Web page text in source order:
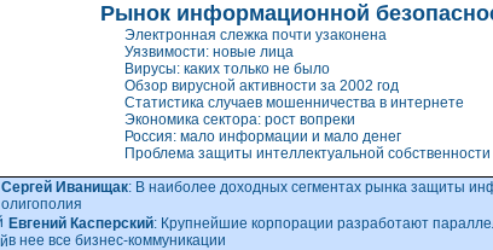
Рынок информационной
Электронная слежка почти узаконена
Уязвимости: новые лица
Вирусы: каких только не было
Обзор вирусной активности за 2002 год
Статистика случаев мошенничества в интернете
Экономика сектора: рост вопреки
Россия: мало информации и мало денег
Проблема защиты интеллектуальной собственности
Сергей Иванищак: В наиболее доходных сегментах рынка защиты
олигополия
Евгений Касперский: Крупнейшие корпорации разработают
в нее все бизнес-коммуникации